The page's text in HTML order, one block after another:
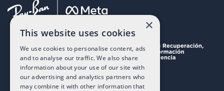
×
This website uses cookies
We use cookies to personalise content, ads
and to analyse our traffic. We also share
information about your use of our site with
our advertising and analytics partners who
may combine it with other information that